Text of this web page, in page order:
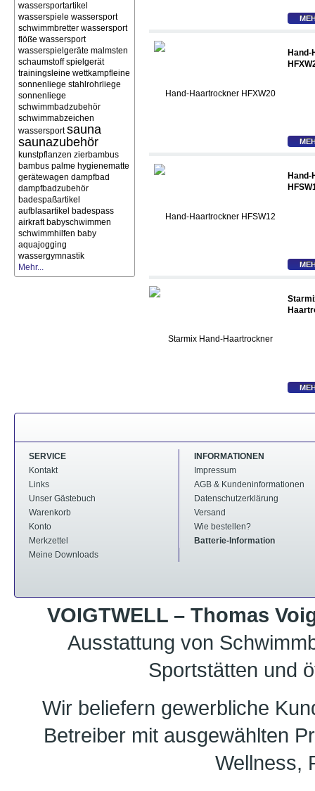
wassersportartikel
wasserspiele wassersport
schwimmbretter wassersport
flöße wassersport
wasserspielgeräte malmsten
schaumstoff spielgerät
trainingsleine wettkampfleine
sonnenliege stahlrohrliege
sonnenliege
schwimmbadzubehör
schwimmabzeichen
wassersport sauna
saunazubehör
kunstpflanzen zierbambus
bambus palme hygienematte
gerätewagen dampfbad
dampfbadzubehör
badespaßartikel
aufblasartikel badespass
airkraft babyschwimmen
schwimmhilfen baby
aquajogging
wassergymnastik
Mehr...
SERVICE
Kontakt
Links
Unser Gästebuch
Warenkorb
Konto
Merkzettel
Meine Downloads
INFORMATIONEN
Impressum
AGB & Kundeninformationen
Datenschutzerklärung
Versand
Wie bestellen?
Batterie-Information
VOIGTWELL – Thomas
Ausstattung von
Sportstätten und
Wir beliefern gewerbliche
Betreiber mit ausgewählten
Wellness,